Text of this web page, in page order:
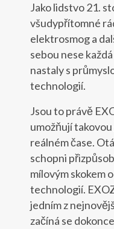
Jako lidstvo 21.
všudypřítomné
elektrosmog a
sebou nese
nastaly s
technologií.
Jsou to právě
umožňují
reálném čase.
schopni
mílovým skokem
technologií.
jedním z
začíná se